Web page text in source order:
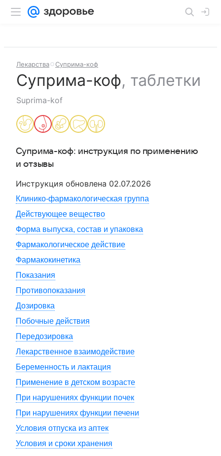
Лекарства Суприма-коф
Суприма-коф, таблетки
Suprima-kof
Суприма-коф: инструкция по применению
и отзывы
Инструкция обновлена 02.07.2026
Клинико-фармакологическая группа
Действующее вещество
Форма выпуска, состав и упаковка
Фармакологическое действие
Фармакокинетика
Показания
Противопоказания
Дозировка
Побочные действия
Передозировка
Лекарственное взаимодействие
Беременность и лактация
Применение в детском возрасте
При нарушениях функции почек
При нарушениях функции печени
Условия отпуска из аптек
Условия и сроки хранения